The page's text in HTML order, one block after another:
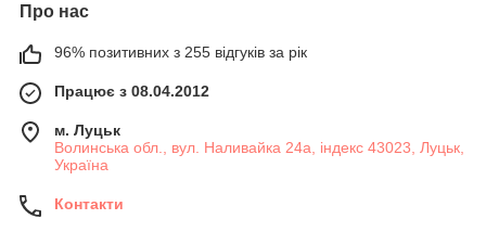
Про нас
96% позитивних з 255 відгуків за рік
Працює з 08.04.2012
м. Луцьк
Волинська обл., вул. Наливайка 24а, індекс 43023, Луцьк,
Україна
Контакти